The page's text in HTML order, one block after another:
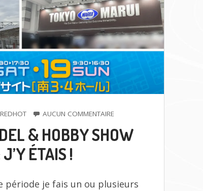
REDHOT AUCUN COMMENTAIRESUR
JAPAN
MODEL
2025
& HOBBY SHOW
ÉTAIS !
période je fais un ou plusieurs